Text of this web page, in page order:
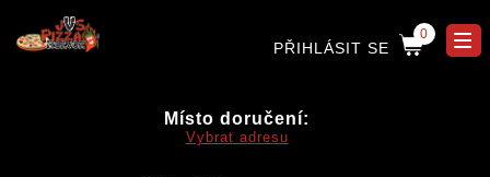
PŘIHLÁSIT SE
0
Místo doručení:
Vybrat adresu